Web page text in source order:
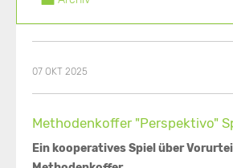
07 OKT 2025
Methodenkoffer "Perspektivo"
Ein kooperatives Spiel über